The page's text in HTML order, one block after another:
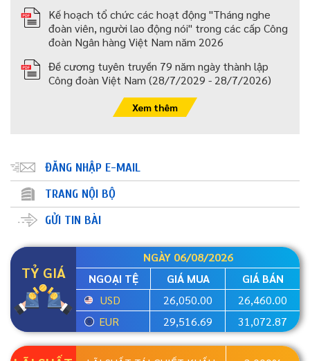
Kế hoạch tổ chức các hoạt động "Tháng nghe
đoàn viên, người lao động nói" trong các cấp Công
đoàn Ngân hàng Việt Nam năm 2026
Đề cương tuyên truyền 79 năm ngày thành lập
Công đoàn Việt Nam (28/7/2029 - 28/7/2026)
Xem thêm
ĐĂNG NHẬP E-MAIL
TRANG NỘI BỘ
GỬI TIN BÀI
TỶ GIÁ
NGÀY 06/08/2026
NGOẠI TỆ
GIÁ MUA
GIÁ BÁN
USD
26,050.00
26,460.00
EUR
29,516.69 31,072.87